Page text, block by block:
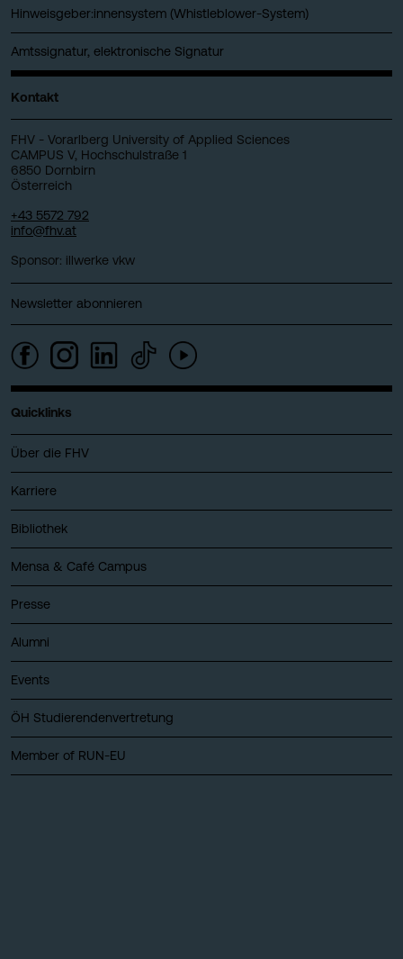
Hinweisgeber:innensystem (Whistleblower-System)
Amtssignatur, elektronische Signatur
Kontakt
FHV - Vorarlberg University of Applied Sciences
CAMPUS V, Hochschulstraße 1
6850 Dornbirn
Österreich
+43 5572 792
info@fhv.at
Sponsor: illwerke vkw
Newsletter abonnieren
Quicklinks
Über die FHV
Karriere
Bibliothek
Mensa & Café Campus
Presse
Alumni
Events
ÖH Studierendenvertretung
Member of RUN-EU